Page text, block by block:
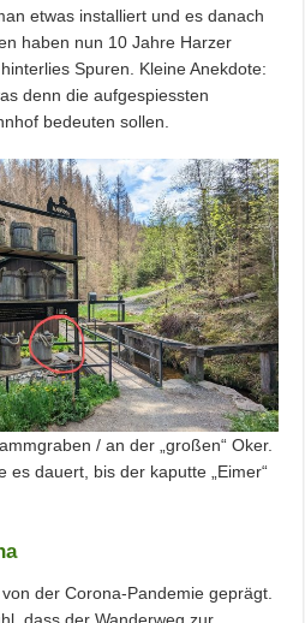
etwas installiert und es danach
haben nun 10 Jahre Harzer
Spuren. Kleine Anekdote:
denn die aufgespiessten
bedeuten sollen.
/ an der „großen“ Oker.
es dauert, bis der kaputte „Eimer“
der Corona-Pandemie geprägt.
dass der Wanderweg zur